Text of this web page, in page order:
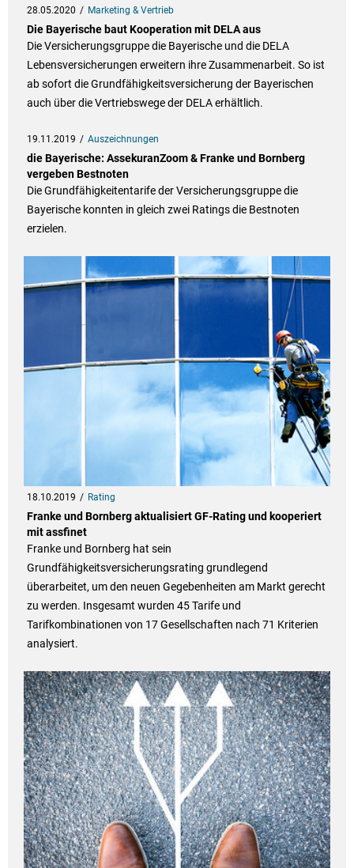
28.05.2020 Marketing & Vertrieb
Die Bayerische baut Kooperation mit DELA aus
Die Versicherungsgruppe die Bayerische und die DELA
Lebensversicherungen erweitern ihre Zusammenarbeit. So ist
ab sofort die Grundfähigkeitsversicherung der Bayerischen
auch über die Vertriebswege der DELA erhältlich.
19.11.2019 Auszeichnungen
die Bayerische: AssekuranZoom & Franke und Bornberg
vergeben Bestnoten
Die Grundfähigkeitentarife der Versicherungsgruppe die
Bayerische konnten in gleich zwei Ratings die Bestnoten
erzielen.
18.10.2019 Rating
Franke und Bornberg aktualisiert GF-Rating und kooperiert
mit assfinet
Franke und Bornberg hat sein
Grundfähigkeitsversicherungsrating grundlegend
überarbeitet, um den neuen Gegebenheiten am Markt gerecht
zu werden. Insgesamt wurden 45 Tarife und
Tarifkombinationen von 17 Gesellschaften nach 71 Kriterien
analysiert.